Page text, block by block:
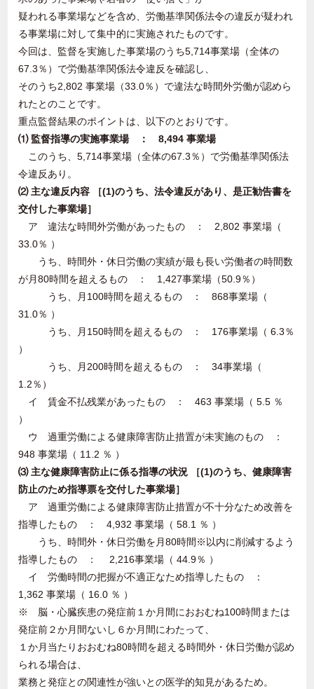
疑われる事業場などを含め、労働基準関係法令の違反が疑われ
る事業場に対して集中的に実施されたものです。
今回は、監督を実施した事業場のうち5,714事業場（全体の
67.3％）で労働基準関係法令違反を確認し、
そのうち2,802 事業場（33.0％）で違法な時間外労働が認めら
れたとのことです。
重点監督結果のポイントは、以下のとおりです。
⑴ 監督指導の実施事業場 ： 8,494 事業場
このうち、5,714事業場（全体の67.3％）で労働基準関係法
令違反あり。
⑵ 主な違反内容 ［(1)のうち、法令違反があり、是正勧告書を
交付した事業場］
ア 違法な時間外労働があったもの ： 2,802 事業場（
33.0％ ）
うち、時間外・休日労働の実績が最も長い労働者の時間数
が月80時間を超えるもの ： 1,427事業場（50.9％）
うち、月100時間を超えるもの ： 868事業場（
31.0％ ）
うち、月150時間を超えるもの ： 176事業場（ 6.3％
）
うち、月200時間を超えるもの ： 34事業場（
1.2％）
イ 賃金不払残業があったもの ： 463 事業場（ 5.5 ％
）
ウ 過重労働による健康障害防止措置が未実施のもの ：
948 事業場（ 11.2 ％ ）
⑶ 主な健康障害防止に係る指導の状況 ［(1)のうち、健康障害
防止のため指導票を交付した事業場］
ア 過重労働による健康障害防止措置が不十分なため改善を
指導したもの ： 4,932 事業場（ 58.1 ％ ）
うち、時間外・休日労働を月80時間※以内に削減するよう
指導したもの ： 2,216事業場（ 44.9％ ）
イ 労働時間の把握が不適正なため指導したもの ：
1,362 事業場（ 16.0 ％ ）
※ 脳・心臓疾患の発症前１か月間におおむね100時間または
発症前２か月間ないし６か月間にわたって、
１か月当たりおおむね80時間を超える時間外・休日労働が認め
られる場合は、
業務と発症との関連性が強いとの医学的知見があるため。